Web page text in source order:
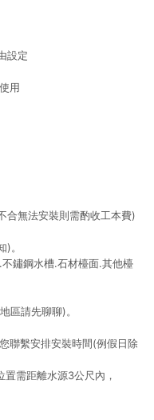
設定
用
合無法安裝則需酌收工本費)
。
鏽鋼水槽.石材檯面.其他檯
區請先聊聊)。
聯繫安排安裝時間(例假日除
需距離水源3公尺內，